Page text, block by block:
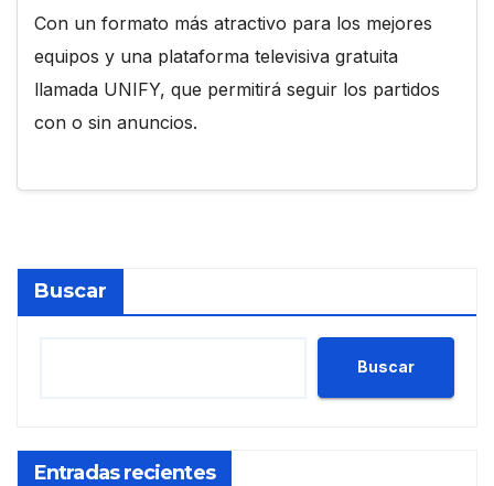
Con un formato más atractivo para los mejores
equipos y una plataforma televisiva gratuita
llamada UNIFY, que permitirá seguir los partidos
con o sin anuncios.
Buscar
Buscar
Entradas recientes